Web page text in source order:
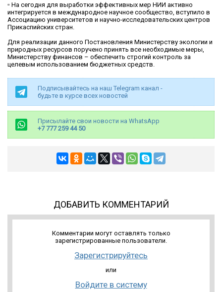
▫️ На сегодня для выработки эффективных мер НИИ активно
интегрируется в международное научное сообщество, вступило в
Ассоциацию университетов и научно-исследовательских центров
Прикаспийских стран.
Для реализации данного Постановления Министерству экологии и
природных ресурсов поручено принять все необходимые меры,
Министерству финансов – обеспечить строгий контроль за
целевым использованием бюджетных средств.
Подписывайтесь на наш Telegram канал -
будьте в курсе всех новостей
Присылайте свои новости на WhatsApp
+7 777 259 44 50
ДОБАВИТЬ КОММЕНТАРИЙ
Комментарии могут оставлять только
зарегистрированные пользователи.
Зарегистрируйтесь
или
Войдите в систему